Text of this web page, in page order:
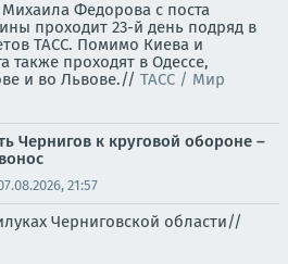
Федорова с поста
проходит 23-й день подряд в
ТАСС. Помимо Киева и
также проходят в Одессе,
и во Львове.// ТАСС / Мир
Чернигов к круговой обороне –
21:57
Черниговской области//